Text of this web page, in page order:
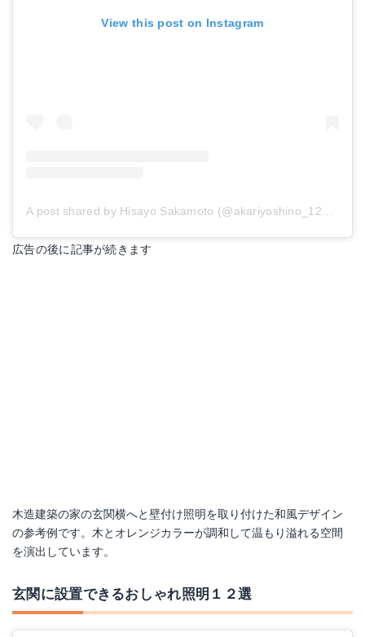
View this post on Instagram
広告の後に記事が続きます
木造建築の家の玄関横へと壁付け照明を取り付けた和風デザイン
の参考例です。木とオレンジカラーが調和して温もり溢れる空間
を演出しています。
玄関に設置できるおしゃれ照明１２選